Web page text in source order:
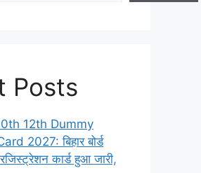
Posts
12th Dummy
2027: बिहार बोर्ड
कार्ड हुआ जारी,